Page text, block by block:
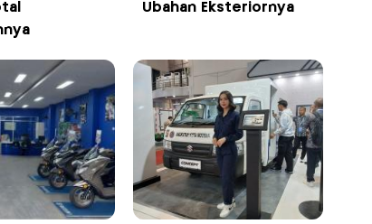
Ubahan Eksteriornya